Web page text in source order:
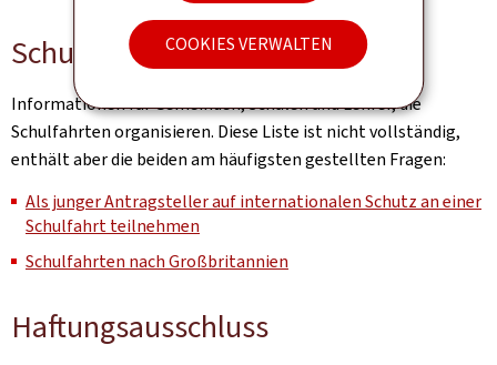
COOKIES VERWALTEN
Schulfahrten
Informationen für Gemeinden, Schulen und Lehrer, die
Schulfahrten organisieren. Diese Liste ist nicht vollständig,
enthält aber die beiden am häufigsten gestellten Fragen:
Als junger Antragsteller auf internationalen Schutz an einer
Schulfahrt teilnehmen
Schulfahrten nach Großbritannien
Haftungsausschluss